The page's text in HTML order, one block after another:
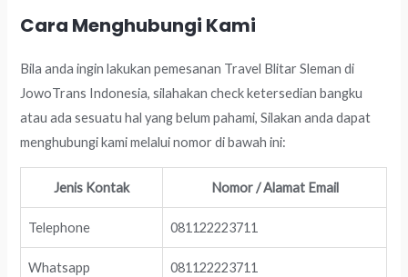
Cara Menghubungi Kami
Bila anda ingin lakukan pemesanan Travel Blitar Sleman di
JowoTrans Indonesia, silahakan check ketersedian bangku
atau ada sesuatu hal yang belum pahami, Silakan anda dapat
menghubungi kami melalui nomor di bawah ini:
Jenis Kontak Nomor / Alamat Email
Telephone 081122223711
Whatsapp 081122223711